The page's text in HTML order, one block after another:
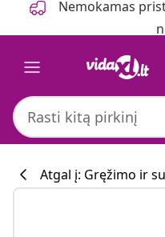
Nemokamas
Atgal į: Gręžimo ir